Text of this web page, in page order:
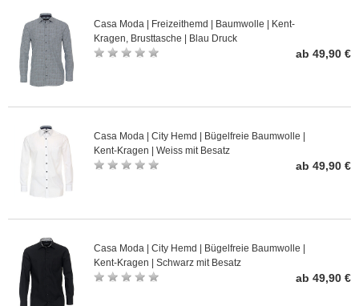
Casa Moda | Freizeithemd | Baumwolle | Kent-
Kragen, Brusttasche | Blau Druck
ab 49,90 €
Casa Moda | City Hemd | Bügelfreie Baumwolle |
Kent-Kragen | Weiss mit Besatz
ab 49,90 €
Casa Moda | City Hemd | Bügelfreie Baumwolle |
Kent-Kragen | Schwarz mit Besatz
ab 49,90 €